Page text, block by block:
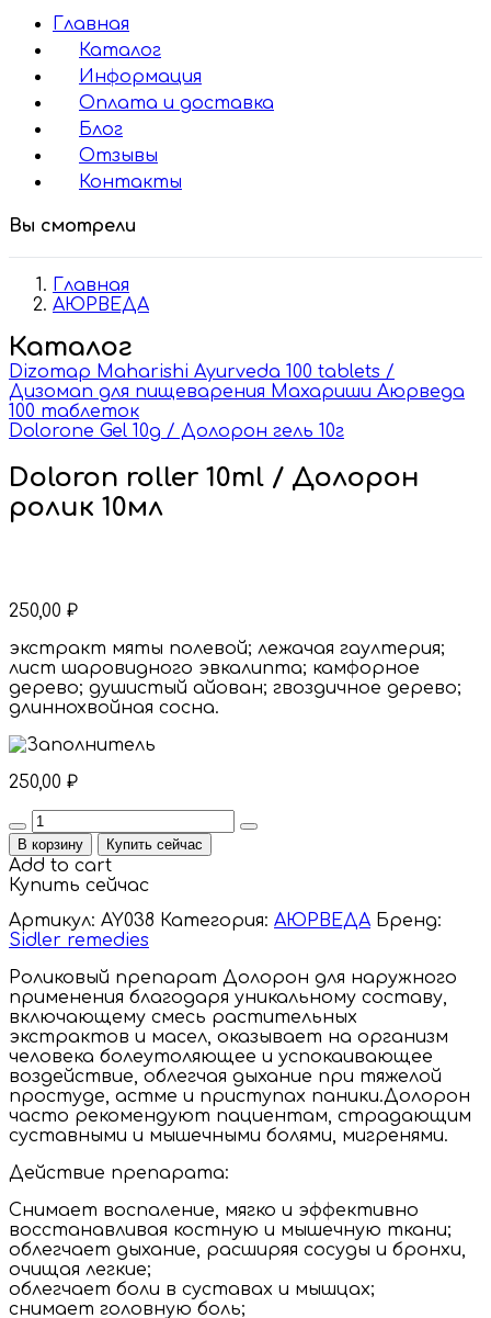
Главная
Каталог
Информация
Оплата и доставка
Блог
Отзывы
Контакты
Вы смотрели
Главная
АЮРВЕДА
Каталог
Dizomap Maharishi Ayurveda 100 tablets /
Дизомап для пищеварения Махариши Аюрведа
100 таблеток
Dolorone Gel 10g / Долорон гель 10г
Doloron roller 10ml / Долорон
ролик 10мл
250,00 ₽
экстракт мяты полевой; лежачая гаултерия;
лист шаровидного эвкалипта; камфорное
дерево; душистый айован; гвоздичное дерево;
длиннохвойная сосна.
250,00 ₽
Quantity
В корзину Купить сейчас
Add to cart
Купить сейчас
Артикул: AY038 Категория: АЮРВЕДА Бренд:
Sidler remedies
Роликовый препарат Долорон для наружного
применения благодаря уникальному составу,
включающему смесь растительных
экстрактов и масел, оказывает на организм
человека болеутоляющее и успокаивающее
воздействие, облегчая дыхание при тяжелой
простуде, астме и приступах паники.Долорон
часто рекомендуют пациентам, страдающим
суставными и мышечными болями, мигренями.
Действие препарата:
Снимает воспаление, мягко и эффективно
восстанавливая костную и мышечную ткани;
облегчает дыхание, расширяя сосуды и бронхи,
очищая легкие;
облегчает боли в суставах и мышцах;
снимает головную боль;